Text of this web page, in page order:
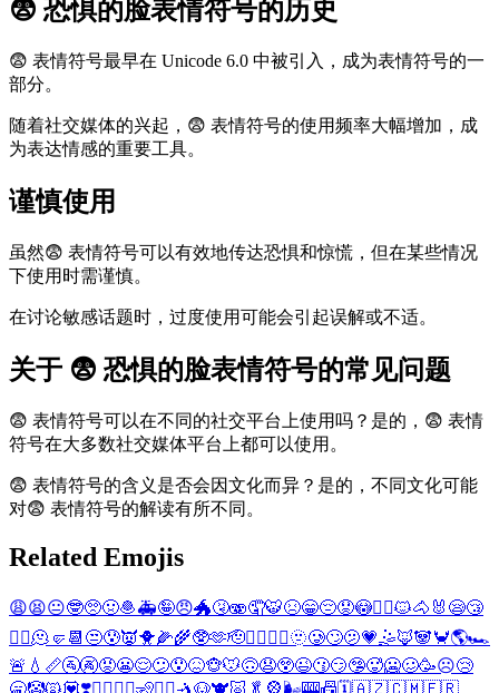
😨 恐惧的脸表情符号的历史
😨 表情符号最早在 Unicode 6.0 中被引入，成为表情符号的一
部分。
随着社交媒体的兴起，😨 表情符号的使用频率大幅增加，成
为表达情感的重要工具。
谨慎使用
虽然😨 表情符号可以有效地传达恐惧和惊慌，但在某些情况
下使用时需谨慎。
在讨论敏感话题时，过度使用可能会引起误解或不适。
关于 😨 恐惧的脸表情符号的常见问题
😨 表情符号可以在不同的社交平台上使用吗？是的，😨 表情
符号在大多数社交媒体平台上都可以使用。
😨 表情符号的含义是否会因文化而异？是的，不同文化可能
对😨 表情符号的解读有所不同。
Related Emojis
😩😫😐🤓🥺🤢🧆🚑🤪😠🐲🤧🫨🤦🐯😣😁😔😟😳🤦‍♂️🐱🐴 🐰 😪😴
🤦‍♀️🫠 🤛 📆 😒😰👿🐥🌽🌾🥸🫶🫡❤️‍🔥 🧑‍🍼🫥🥲🙄🫤💗🤹🦊🐼🦀🌎🏎️
🚨 💧 📏🚰🚱😡😬😌😕😯😖🐵🐭🙃😧😲😉😗😏🤥🥵🥶🥴🥳☹️😢